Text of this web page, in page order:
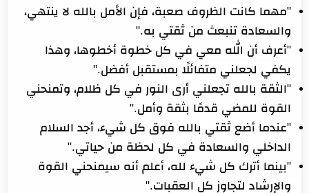
"مهما كانت الظروف صعبة، فإن الأمل بالله لا ينتهي،
والسعادة تنبعث من ثقتي به."
"أعرف أن الله معي في كل خطوة أخطوها، وهذا
يكفي لجعلني متفائلًا بمستقبل أفضل."
"الثقة بالله تجعلني أرى النور في كل ظلام، وتمنحني
القوة للمضي قدمًا بثقة وأمل."
"عندما أضع ثقتي بالله فوق كل شيء، أجد السلام
الداخلي والسعادة في كل لحظة من حياتي."
"بينما أترك كل شيء لله، أعلم أنه سيمنحني القوة
والإرشاد لتجاوز كل العقبات."